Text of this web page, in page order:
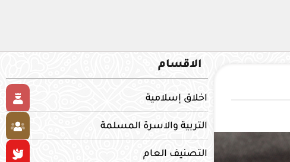
الاقسام
اخلاق إسلامية
التربية والاسرة المسلمة
التصنيف العام